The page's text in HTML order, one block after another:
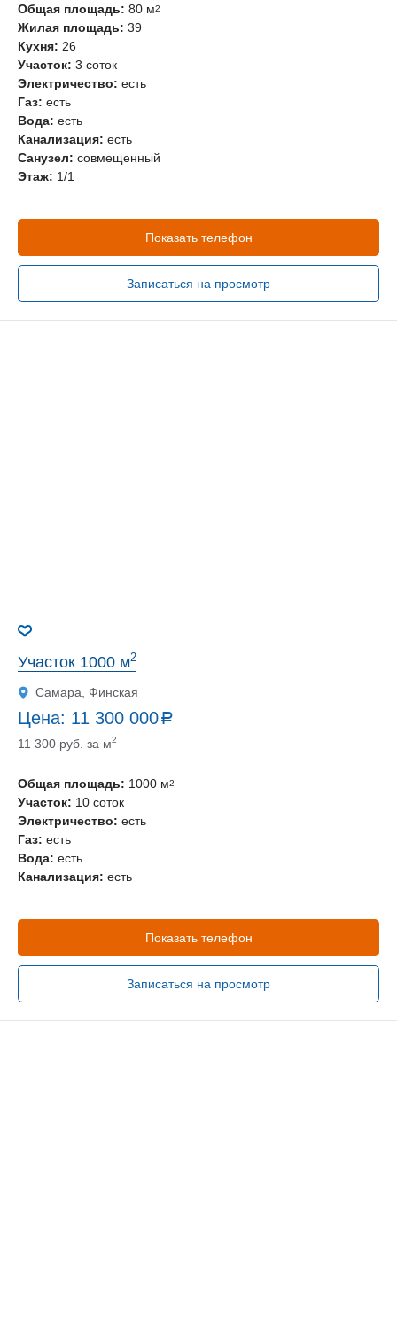
Общая площадь: 80 м2
Жилая площадь: 39
Кухня: 26
Участок: 3 соток
Электричество: есть
Газ: есть
Вода: есть
Канализация: есть
Санузел: совмещенный
Этаж: 1/1
Показать телефон
Записаться на просмотр
Участок 1000 м2
Самара, Финская
Цена: 11 300 000 a
руб.
11 300 руб. за м2
Общая площадь: 1000 м2
Участок: 10 соток
Электричество: есть
Газ: есть
Вода: есть
Канализация: есть
Показать телефон
Записаться на просмотр